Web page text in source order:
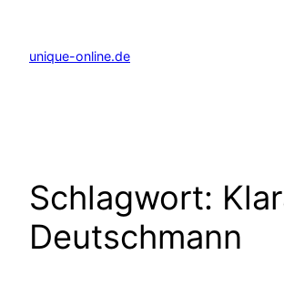
springen
unique-online.de
Schlagwort:
Deutschmann